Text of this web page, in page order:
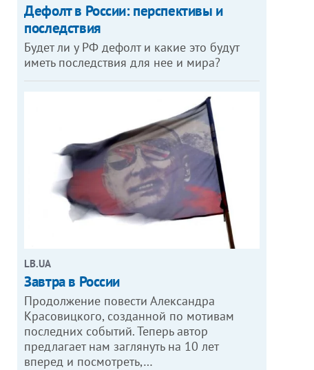
Дефолт в России: перспективы и
последствия
Будет ли у РФ дефолт и какие это будут
иметь последствия для нее и мира?
LB.UA
Завтра в России
Продолжение повести Александра
Красовицкого, созданной по мотивам
последних событий. Теперь автор
предлагает нам заглянуть на 10 лет
вперед и посмотреть,…